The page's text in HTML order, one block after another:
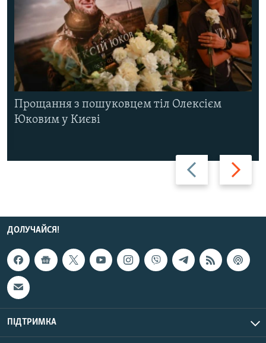
Назад Вперед
Прощання з пошуковцем тіл Олексієм
Юковим у Києві
ДОЛУЧАЙСЯ!
ПІДТРИМКА